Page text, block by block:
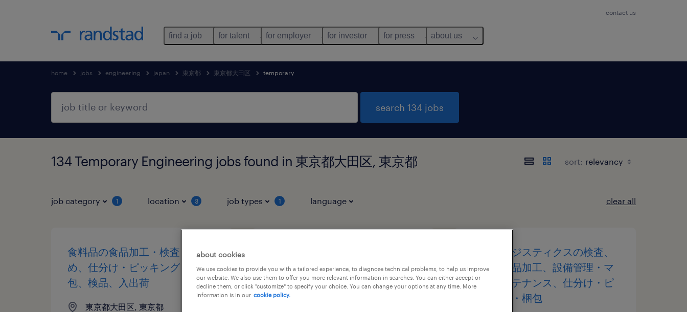
contact us
find a job for talent for employer for investor for press about us
home jobs engineering japan 東京都 東京都大田区 temporary
search 134 jobs
134 Temporary Engineering jobs found in 東京都大田区, 東京都 sort:
job category 1 location 3 job types 1 language clear all
食料品の食品加工・検査・袋詰
め、仕分け・ピッキング・梱
包、検品、入出荷
東京都大田区, 東京都
東京都大田区, 東京都
temporary
物流・ロジスティクスの検査、
組立・部品加工、設備管理・マ
シンメンテナンス、仕分け・ピ
ッキング・梱包
about cookies
We use cookies to provide you with a tailored experience, to diagnose technical problems, to help us improve
our website. We also use them to offer you more relevant information in searches. You can either accept or
decline them, or click "customize" to specify your choice. You can change your options at any time. More
information is in our cookie policy.